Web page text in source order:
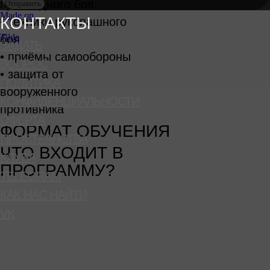
прикладного боя:
• техники рукопашного
боя
• приёмы самообороны
• защита от
вооружённого
противника
ФОРМАТ ОБУЧЕНИЯ
ЧТО ВХОДИТ В
ПРОГРАММУ?
КОНТАКТЫ
ЗАДАТЬ
ВОПРОС
ПОЛИТИКА
КОНФИДЕНЦИАЛЬНОСТИ
ОФЕРТА
ПРОСТРАНСТВА
КЛУБА
TELEGRAM
Отправить
Made on
Tilda